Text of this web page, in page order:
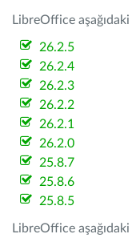
LibreOffice aşağıdaki
26.2.5
26.2.4
26.2.3
26.2.2
26.2.1
26.2.0
25.8.7
25.8.6
25.8.5
LibreOffice aşağıdaki